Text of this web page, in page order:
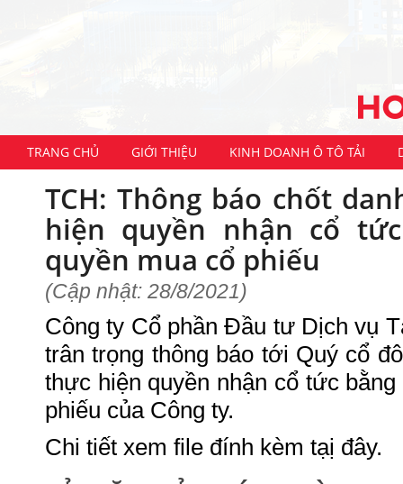
TRANG CHỦ GIỚI THIỆU KINH DOANH Ô TÔ TẢI
TCH: Thông báo chốt
hiện quyền nhận cổ
quyền mua cổ phiếu
(Cập nhật: 28/8/2021)
Công ty Cổ phần Đầu tư Dịch vụ
trân trọng thông báo tới Quý cổ
thực hiện quyền nhận cổ tức
phiếu của Công ty.
Chi tiết xem file đính kèm tạị đây.